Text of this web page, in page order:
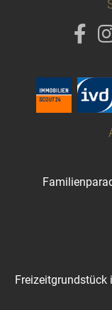
Freizeitgrundstück